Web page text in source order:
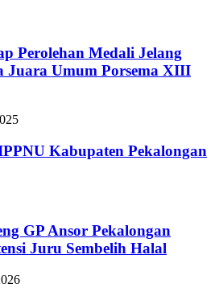
Perolehan Medali Jelang
Juara Umum Porsema XIII
Kabupaten Pekalongan
GP Ansor Pekalongan
Juru Sembelih Halal